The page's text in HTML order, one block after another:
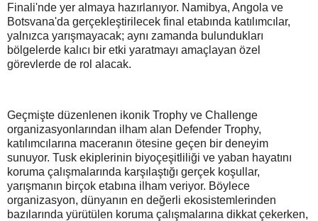
Finali'nde yer almaya hazırlanıyor. Namibya, Angola ve
Botsvana'da gerçekleştirilecek final etabında katılımcılar,
yalnızca yarışmayacak; aynı zamanda bulundukları
bölgelerde kalıcı bir etki yaratmayı amaçlayan özel
görevlerde de rol alacak.
Geçmişte düzenlenen ikonik Trophy ve Challenge
organizasyonlarından ilham alan Defender Trophy,
katılımcılarına maceranın ötesine geçen bir deneyim
sunuyor. Tusk ekiplerinin biyoçeşitliliği ve yaban hayatını
koruma çalışmalarında karşılaştığı gerçek koşullar,
yarışmanın birçok etabına ilham veriyor. Böylece
organizasyon, dünyanın en değerli ekosistemlerinden
bazılarında yürütülen koruma çalışmalarına dikkat çekerken,